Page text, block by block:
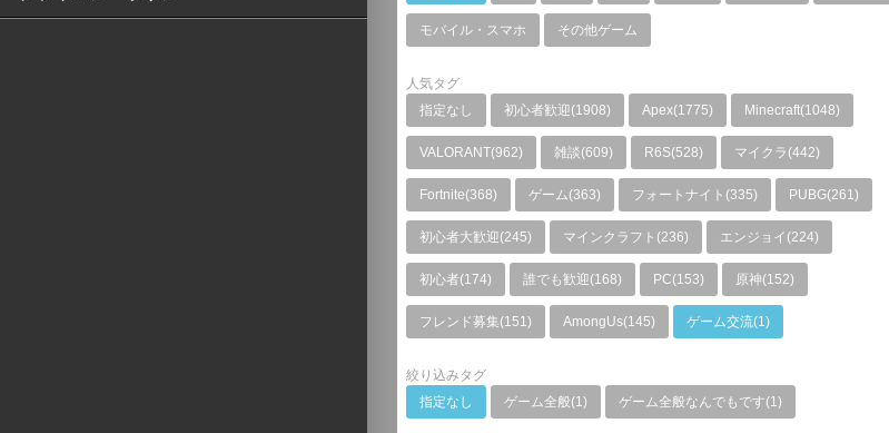
モバイル・スマホ その他ゲーム
人気タグ
指定なし
初心者歓迎(1908) Apex(1775) Minecraft(1048)
VALORANT(962) 雑談(609) R6S(528) マイクラ(442)
Fortnite(368) ゲーム(363) フォートナイト(335) PUBG(261)
初心者大歓迎(245) マインクラフト(236) エンジョイ(224)
初心者(174) 誰でも歓迎(168) PC(153) 原神(152)
フレンド募集(151) AmongUs(145) ゲーム交流(1)
絞り込みタグ
指定なし
ゲーム全般(1) ゲーム全般なんでもです(1)